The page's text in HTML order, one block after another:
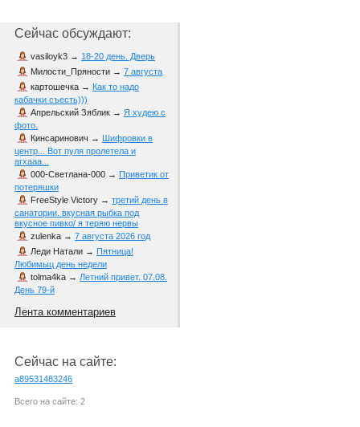
Сейчас обсуждают:
vasiloyk3 → 18-20 день. Дверь
Милости_Пряности → 7 августа
картошечка → Как то надо
кабачки съесть)))
Апрельский Зяблик → Я худею с
фото.
Кинсаринович → Шифровки в
центр... Вот пуля пролетела и
агхааа...
000-Светлана-000 → Приветик от
потеряшки
FreeStyle Victory → третий день в
санатории. вкусная рыбка под
вкусное пивко/ я теряю нервы
zulenka → 7 августа 2026 год
Леди Натали → Пятница!
Любимыц день недели
tolma4ka → Летний привет. 07.08.
День 79-й
Лента комментариев
Сейчас на сайте:
a89531483246
Всего на сайте: 2